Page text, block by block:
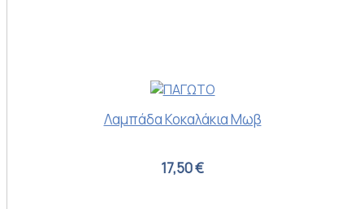
Λαμπάδα Κοκαλάκια Μωβ
17,50 €